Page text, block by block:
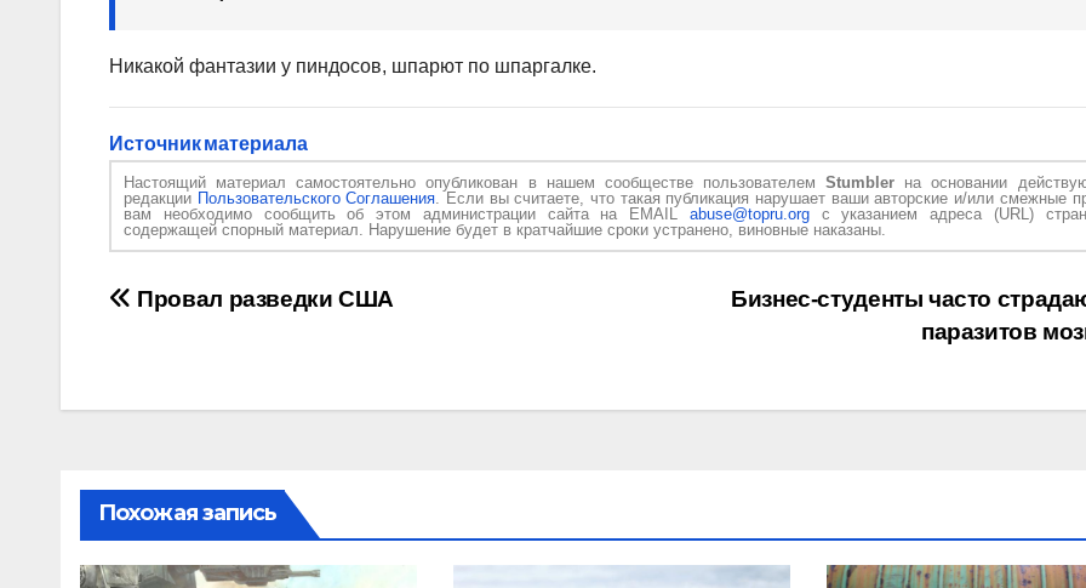
Никакой фантазии у пиндосов, шпарют по шпаргалке.
Источник материала
Настоящий материал самостоятельно опубликован в нашем сообществе пользователемStumbler на основании
редакции Пользовательского Соглашения. Если вы считаете, что такая публикация нарушает ваши авторские и/или смежные
вам необходимо сообщить об этом администрации сайта на EMAIL abuse@topru.orgс указанием адреса (URL)
содержащей спорный материал. Нарушение будет в кратчайшие сроки устранено, виновные наказаны.
Навигация
записям
Бизнес-студенты часто
паразитов
Провал разведки США
Похожая запись